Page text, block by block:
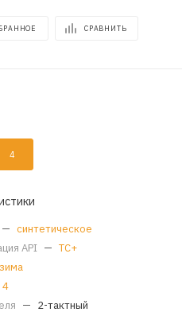
СРАВНИТЬ
4
— синтетическое
API — TC+
зима
4
— 2-тактный